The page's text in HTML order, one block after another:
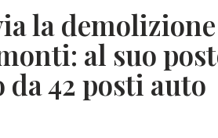
la demolizione
al suo
42 posti auto